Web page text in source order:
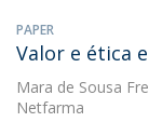
PAPER
Valor e ética
Mara de Sousa
Netfarma